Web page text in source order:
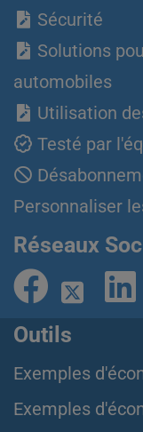
Sécurité
Solutions
automobiles
Utilisation
Testé par
Personnaliser
Réseaux
Outils
Exemples
Exemples